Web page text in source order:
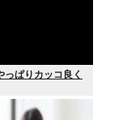
っぱりカッコ良く